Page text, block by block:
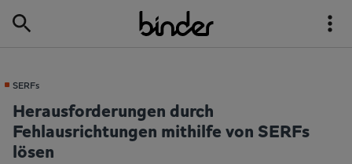
SERFs
Herausforderungen durch
Fehlausrichtungen mithilfe von SERFs
lösen